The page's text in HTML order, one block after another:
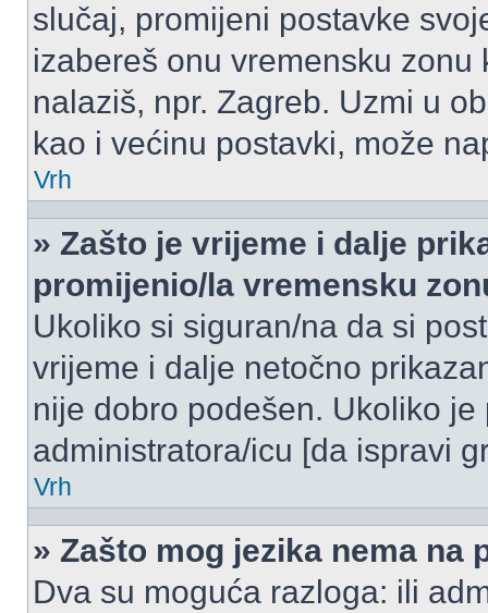
slučaj, promijeni postavke
izabereš onu vremensku
nalaziš, npr. Zagreb. Uzmi u
kao i većinu postavki, može
Vrh
» Zašto je vrijeme i dalje
promijenio/la vremensku
Ukoliko si siguran/na da si
vrijeme i dalje netočno
nije dobro podešen. Ukoliko
administratora/icu [da ispravi
Vrh
» Zašto mog jezika nema na
Dva su moguća razloga: ili